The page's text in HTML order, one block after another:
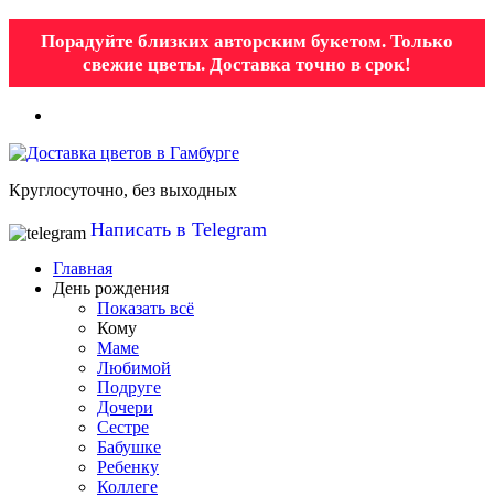
Порадуйте близких авторским букетом. Только
свежие цветы. Доставка точно в срок!
Круглосуточно, без выходных
Написать в Telegram
Главная
День рождения
Показать всё
Кому
Маме
Любимой
Подруге
Дочери
Сестре
Бабушке
Ребенку
Коллеге